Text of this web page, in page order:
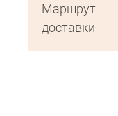
Маршрут
доставки